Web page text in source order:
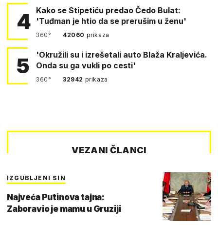
4 Kako se Stipetiću predao Čedo Bulat:
'Tuđman je htio da se prerušim u ženu'
360° 42060 prikaza
5
'Okružili su i izrešetali auto Blaža Kraljevića.
Onda su ga vukli po cesti'
360° 32942 prikaza
VEZANI ČLANCI
IZGUBLJENI SIN
Najveća Putinova tajna:
Zaboravio je mamu u Gruziji